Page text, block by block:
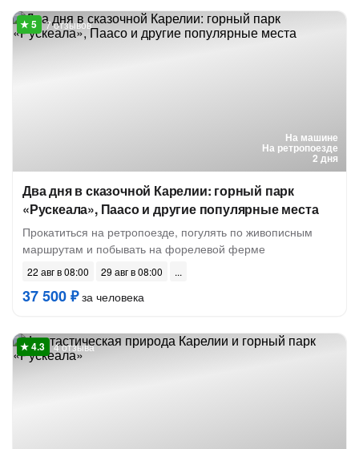
На машине
На ретропоезде
2 дня
7 отзывов
Два дня в сказочной Карелии: горный парк
«Рускеала», Паасо и другие популярные места
Прокатиться на ретропоезде, погулять по живописным
маршрутам и побывать на форелевой ферме
22 авг в 08:00 29 авг в 08:00
37 500 ₽за человека
4 отзыва